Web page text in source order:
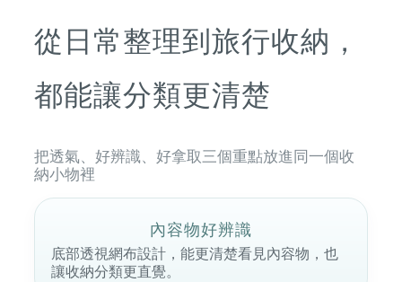
從日常整理到旅行收納，
都能讓分類更清楚
把透氣、好辨識、好拿取三個重點放進同一個收
納小物裡
內容物好辨識
底部透視網布設計，能更清楚看見內容物，也
讓收納分類更直覺。